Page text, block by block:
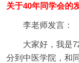
关于40年同学会的
李老师发言：
大家好，我是
分到中医学院，和